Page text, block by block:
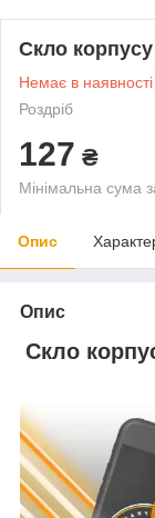
Скло
Немає в наявності
Роздріб
127 ₴
Мінімальна сума
Опис
Опис
Скло